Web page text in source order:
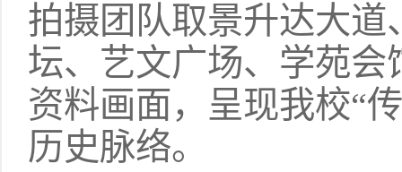
拍摄团队取景升达大
坛、艺文广场、学苑
资料画面，呈现我校“
历史脉络。